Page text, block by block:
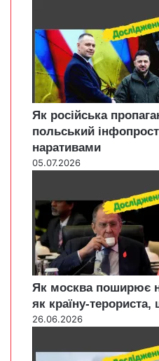
Як російська
польський
наративами
05.07.2026
Як москва поширює
як країну-
26.06.2026